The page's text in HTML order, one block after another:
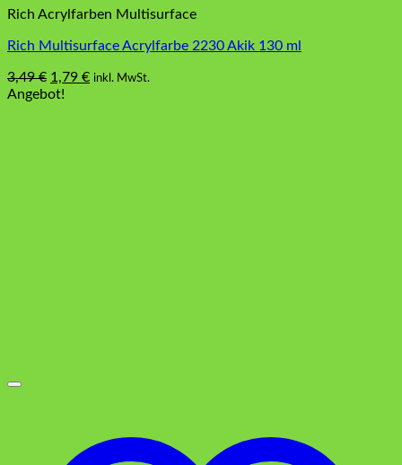
Rich Acrylfarben Multisurface
Rich Multisurface Acrylfarbe 2230 Akik 130 ml
3,49€ Ursprünglicher
Preis
1,79 €Aktueller
inkl. MwSt.
Angebot!